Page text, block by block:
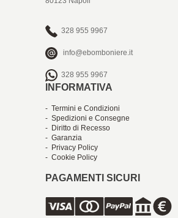
328 955 9967
info@ebomboniere.it
328 955 9967
INFORMATIVA
- Termini e Condizioni
- Spedizioni e Consegne
- Diritto di Recesso
- Garanzia
- Privacy Policy
- Cookie Policy
PAGAMENTI SICURI